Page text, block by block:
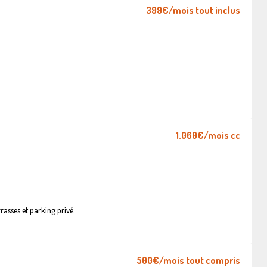
399€/mois tout inclus
1.060€/mois cc
et parking privé
500€/mois tout compris